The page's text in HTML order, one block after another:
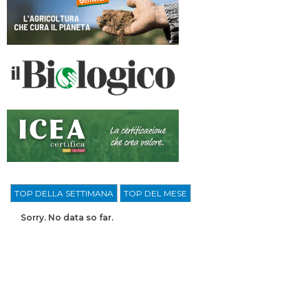
TOP DELLA SETTIMANA TOP DEL MESE
Sorry. No data so far.